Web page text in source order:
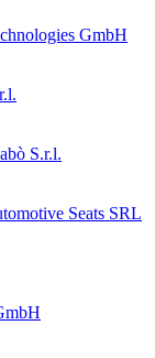
GmbH
S.r.l.
Seats SRL